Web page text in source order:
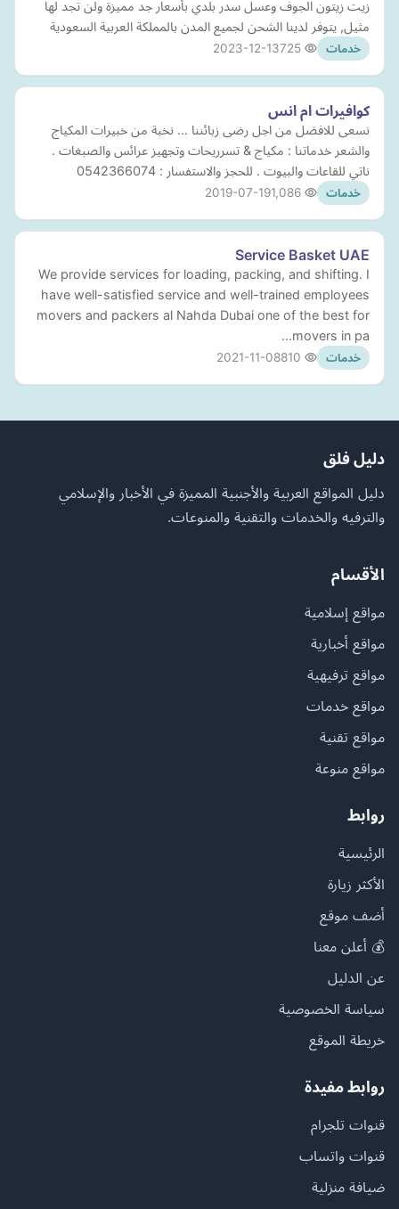
زيت زيتون الجوف وعسل سدر بلدي بأسعار جد مميزة ولن تجد لها
مثيل, يتوفر لدينا الشحن لجميع المدن بالمملكة العربية السعودية
خدمات 2023-12-13
كوافيرات ام انس
نسعى للافضل من اجل رضى زبائننا ... نخبة من خبيرات المكياج
والشعر خدماتنا : مكياج & تسرريحات وتجهيز عرائس والصبغات .
ناتي للقاعات والبيوت . للحجز والاستفسار : 0542366074
خدمات 2019-07-19
Service Basket UAE
We provide services for loading, packing, and shifting. I
have well-satisfied service and well-trained employees
movers and packers al Nahda Dubai one of the best for
movers in pa…
خدمات 2021-11-08
دليل فلق
دليل المواقع العربية والأجنبية المميزة في الأخبار والإسلامي
والترفيه والخدمات والتقنية والمنوعات.
الأقسام
مواقع إسلامية
مواقع أخبارية
مواقع ترفيهية
مواقع خدمات
مواقع تقنية
مواقع منوعة
روابط
الرئيسية
الأكثر زيارة
أضف موقع
💰 أعلن معنا
عن الدليل
سياسة الخصوصية
خريطة الموقع
روابط مفيدة
قنوات تلجرام
قنوات واتساب
ضيافة منزلية